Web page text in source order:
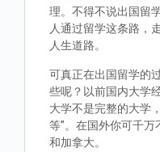
理。不得不说出国留
人通过留学这条路，
人生道路。
可真正在出国留学的
些呢？以前国内大学
大学不是完整的大学
等”。在国外你可千
和加拿大。